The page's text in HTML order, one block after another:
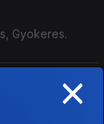
Gyokeres.
×